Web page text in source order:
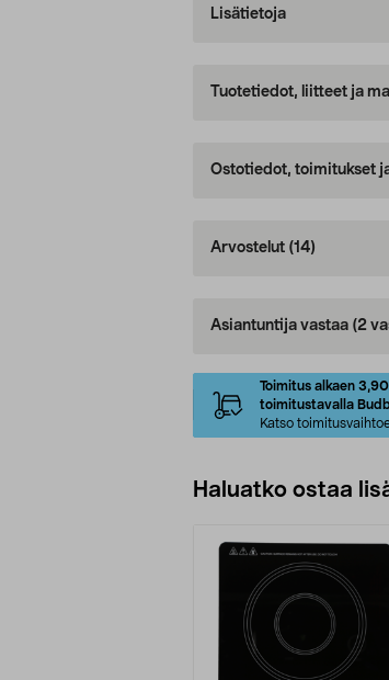
Lisätietoja
Tuotetiedot, liitteet ja
Ostotiedot, toimitukset
Arvostelut (14)
Asiantuntija vastaa (2
Toimitus alkaen
toimitustavalla
Katso
Haluatko ostaa